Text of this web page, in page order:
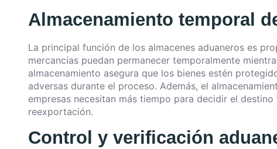
Almacenamiento temporal
La principal función de los almacenes aduaneros es
mercancías puedan permanecer temporalmente
almacenamiento asegura que los bienes estén
adversas durante el proceso. Además, el
empresas necesitan más tiempo para decidir el
reexportación.
Control y verificación